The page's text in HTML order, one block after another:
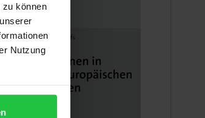
zu können
Nutzung